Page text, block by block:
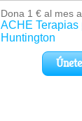
Dona 1 € al mes
ACHE Terapias
Huntington